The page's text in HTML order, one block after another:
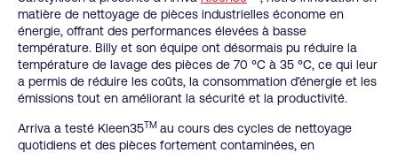
matière de nettoyage de pièces industrielles économe en
énergie, offrant des performances élevées à basse
température. Billy et son équipe ont désormais pu réduire la
température de lavage des pièces de 70 °C à 35 °C, ce qui leur
a permis de réduire les coûts, la consommation d’énergie et les
émissions tout en améliorant la sécurité et la productivité.
Arriva a testé Kleen35TM au cours des cycles de nettoyage
quotidiens et des pièces fortement contaminées, en